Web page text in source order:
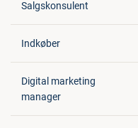
Salgskonsulent
Indkøber
Digital marketing
manager